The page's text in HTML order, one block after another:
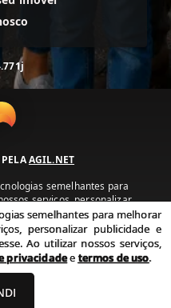
AGIL.NET
semelhantes para
serviços, personalizar
de seu interesse. Ao utilizar
nossa política de privacidade e
Termos de uso
semelhantes para melhorar
personalizar publicidade e
Ao utilizar nossos serviços,
privacidadeetermos de uso.